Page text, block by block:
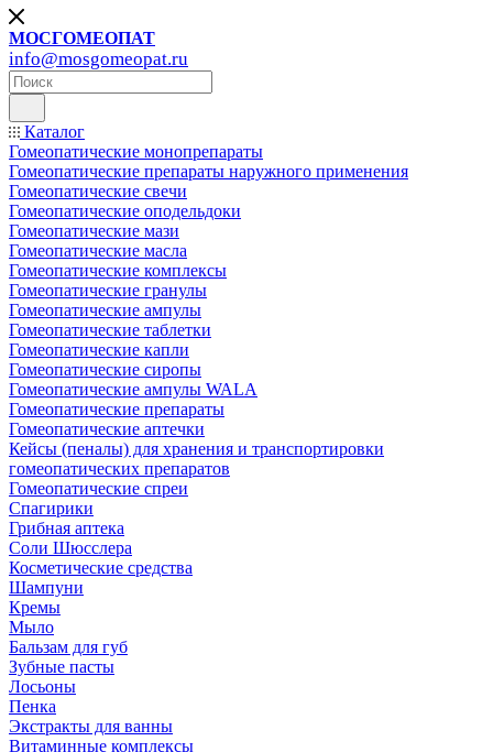
МОСГОМЕОПАТ
info@mosgomeopat.ru
Каталог
Гомеопатические монопрепараты
Гомеопатические препараты наружного применения
Гомеопатические свечи
Гомеопатические оподельдоки
Гомеопатические мази
Гомеопатические масла
Гомеопатические комплексы
Гомеопатические гранулы
Гомеопатические ампулы
Гомеопатические таблетки
Гомеопатические капли
Гомеопатические сиропы
Гомеопатические ампулы WALA
Гомеопатические препараты
Гомеопатические аптечки
Кейсы (пеналы) для хранения и транспортировки
гомеопатических препаратов
Гомеопатические спреи
Спагирики
Грибная аптека
Соли Шюсслера
Косметические средства
Шампуни
Кремы
Мыло
Бальзам для губ
Зубные пасты
Лосьоны
Пенка
Экстракты для ванны
Витаминные комплексы